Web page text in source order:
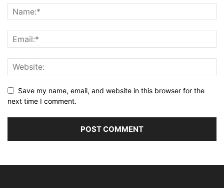
Save my name, email, and website in this browser for the
next time I comment.